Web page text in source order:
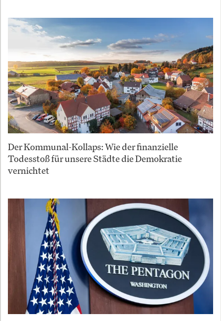
Der Kommunal-Kollaps: Wie der finanzielle
Todesstoß für unsere Städte die Demokratie
vernichtet